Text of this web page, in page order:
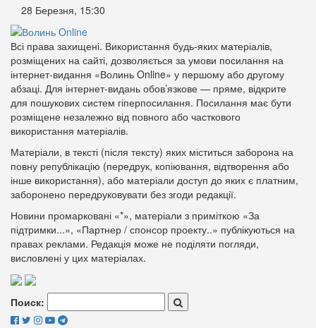
28 Березня, 15:30
Всі права захищені. Використання будь-яких матеріалів,
розміщених на сайті, дозволяється за умови посилання на
інтернет-видання «Волинь Online» у першому або другому
абзаці. Для інтернет-видань обов’язкове — пряме, відкрите
для пошукових систем гіперпосилання. Посилання має бути
розміщене незалежно від повного або часткового
використання матеріалів.
Матеріали, в тексті (після тексту) яких міститься заборона на
повну републікацію (передрук, копіювання, відтворення або
інше використання), або матеріали доступ до яких є платним,
заборонено передруковувати без згоди редакції.
Новини промарковані «*», матеріали з приміткою «За
підтримки...», «Партнер / спонсор проекту..» публікуються на
правах реклами. Редакція може не поділяти погляди,
висловлені у цих матеріалах.
Поиск: